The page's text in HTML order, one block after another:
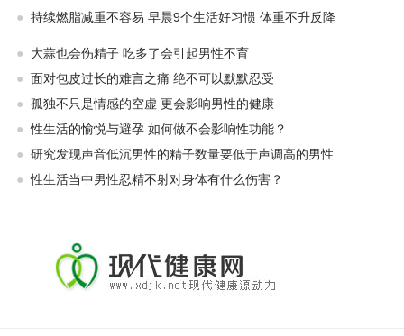
● 持续燃脂减重不容易 早晨9个生活好习惯 体重不升反降
●
大蒜也会伤精子 吃多了会引起男性不育
● 面对包皮过长的难言之痛 绝不可以默默忍受
● 孤独不只是情感的空虚 更会影响男性的健康
● 性生活的愉悦与避孕 如何做不会影响性功能？
● 研究发现声音低沉男性的精子数量要低于声调高的男性
● 性生活当中男性忍精不射对身体有什么伤害？